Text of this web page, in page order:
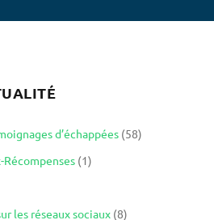
d’échappées(58)
(1)
les réseaux sociaux(8)